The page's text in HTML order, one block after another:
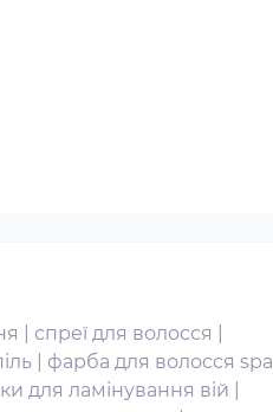
спреї для волосся
фарба для волосся spa
для ламінування вій